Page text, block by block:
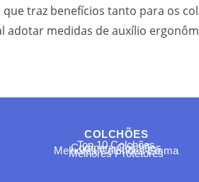
que traz benefícios tanto para os
adotar medidas de auxílio
COLCHÕES
Top 10 Colchões
Compare Colchões
Melhores Colchões Emma
Melhores Protetores